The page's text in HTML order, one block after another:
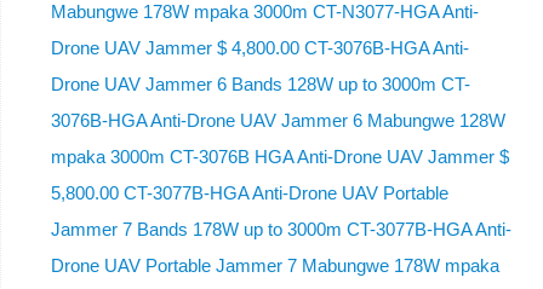
Mabungwe 178W mpaka 3000m CT-N3077-HGA Anti-
Drone UAV Jammer $ 4,800.00 CT-3076B-HGA Anti-
Drone UAV Jammer 6 Bands 128W up to 3000m CT-
3076B-HGA Anti-Drone UAV Jammer 6 Mabungwe 128W
mpaka 3000m CT-3076B HGA Anti-Drone UAV Jammer $
5,800.00 CT-3077B-HGA Anti-Drone UAV Portable
Jammer 7 Bands 178W up to 3000m CT-3077B-HGA Anti-
Drone UAV Portable Jammer 7 Mabungwe 178W mpaka